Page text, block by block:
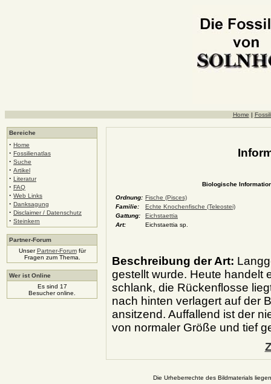
Home |
Bereiche
· Home
· Fossilienatlas
· Suche
· Artikel
· Literatur
· FAQ
· Web Links
· Danksagung
· Disclaimer / Datenschutz
· Steinkern
Partner-Forum
UnserPartner-Forumfür
Fragen zum Thema.
Wer ist Online
Es sind 17
Besucher online.
Biologische
Ordnung: Fische (Pisces)
Familie:
Echte Knochenfische (Teleostei)
Gattung:
Eichstaettia
Art:
Eichstaettia sp.
Beschreibung der Art:
gestellt wurde. Heute handelt
schlank, die Rückenflosse
nach hinten verlagert auf der
ansitzend. Auffallend ist der
von normaler Größe und tief
Die Urheberrechte des Bildmaterials